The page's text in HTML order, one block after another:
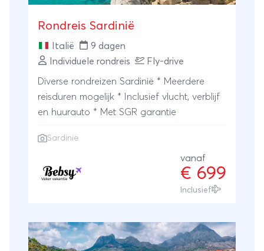
Rondreis Sardinië
Italië
9 dagen
Individuele rondreis
Fly-drive
Diverse rondreizen Sardinië * Meerdere
reisduren mogelijk * Inclusief vlucht, verblijf
en huurauto * Met SGR garantie
Sardinië
vanaf
€ 699
Inclusief